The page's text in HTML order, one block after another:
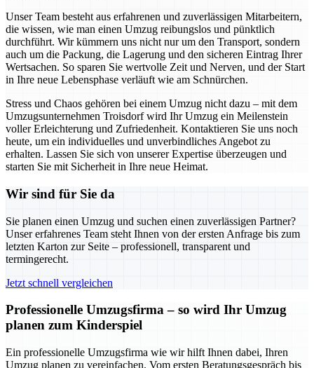
Unser Team besteht aus erfahrenen und zuverlässigen Mitarbeitern,
die wissen, wie man einen Umzug reibungslos und pünktlich
durchführt. Wir kümmern uns nicht nur um den Transport, sondern
auch um die Packung, die Lagerung und den sicheren Eintrag Ihrer
Wertsachen. So sparen Sie wertvolle Zeit und Nerven, und der Start
in Ihre neue Lebensphase verläuft wie am Schnürchen.
Stress und Chaos gehören bei einem Umzug nicht dazu – mit dem
Umzugsunternehmen Troisdorf wird Ihr Umzug ein Meilenstein
voller Erleichterung und Zufriedenheit. Kontaktieren Sie uns noch
heute, um ein individuelles und unverbindliches Angebot zu
erhalten. Lassen Sie sich von unserer Expertise überzeugen und
starten Sie mit Sicherheit in Ihre neue Heimat.
Wir sind für Sie da
Sie planen einen Umzug und suchen einen zuverlässigen Partner?
Unser erfahrenes Team steht Ihnen von der ersten Anfrage bis zum
letzten Karton zur Seite – professionell, transparent und
termingerecht.
Jetzt schnell vergleichen
Professionelle Umzugsfirma – so wird Ihr Umzug
planen zum Kinderspiel
Ein professionelle Umzugsfirma wie wir hilft Ihnen dabei, Ihren
Umzug planen zu vereinfachen. Vom ersten Beratungsgespräch bis